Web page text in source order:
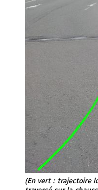
(En vert : trajectoire